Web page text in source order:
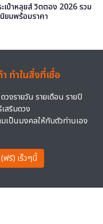
เป๋าหลุยส์ วิตตอง 2026 รวม
ยมพร้อมราคา
ทำในสิ่งที่เชื่อ
วงรายวัน รายเดือน รายปี
สริมดวง
เป็นมงคลให้กับตัวท่านเอง
ฟรี) เร็วๆนี้